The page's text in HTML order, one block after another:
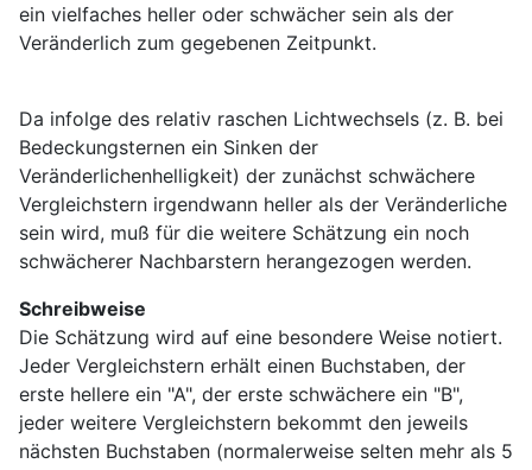
ein vielfaches heller oder schwächer sein als der
Veränderlich zum gegebenen Zeitpunkt.
Da infolge des relativ raschen Lichtwechsels (z. B. bei
Bedeckungsternen ein Sinken der
Veränderlichenhelligkeit) der zunächst schwächere
Vergleichstern irgendwann heller als der Veränderliche
sein wird, muß für die weitere Schätzung ein noch
schwächerer Nachbarstern herangezogen werden.
Schreibweise
Die Schätzung wird auf eine besondere Weise notiert.
Jeder Vergleichstern erhält einen Buchstaben, der
erste hellere ein "A", der erste schwächere ein "B",
jeder weitere Vergleichstern bekommt den jeweils
nächsten Buchstaben (normalerweise selten mehr als 5